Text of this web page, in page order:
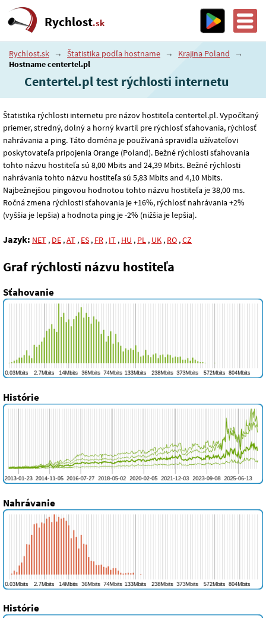
Rychlost.sk
Rychlost.sk → Štatistika podľa hostname → Krajina Poland
→
Hostname centertel.pl
Centertel.pl test rýchlosti internetu
Štatistika rýchlosti internetu pre názov hostiteľa centertel.pl. Vypočítaný
priemer, stredný, dolný a horný kvartil pre rýchlosť sťahovania, rýchlosť
nahrávania a ping. Táto doména je používaná spravidla užívateľovi
poskytovateľa pripojenia Orange (Poland). Bežné rýchlosti sťahovania
tohto názvu hostiteľa sú 8,00 Mbits and 24,39 Mbits. Bežné rýchlosti
nahrávania tohto názvu hostiteľa sú 5,83 Mbits and 4,10 Mbits.
Najbežnejšou pingovou hodnotou tohto názvu hostiteľa je 38,00 ms.
Ročná zmena rýchlosti sťahovania je +16%, rýchlosť nahrávania +2%
(vyššia je lepšia) a hodnota ping je -2% (nižšia je lepšia).
Jazyk: NET , DE ,AT , ES , FR , IT , HU , PL , UK , RO ,CZ
Graf rýchlosti názvu hostiteľa
Sťahovanie
Histórie
Nahrávanie
Histórie